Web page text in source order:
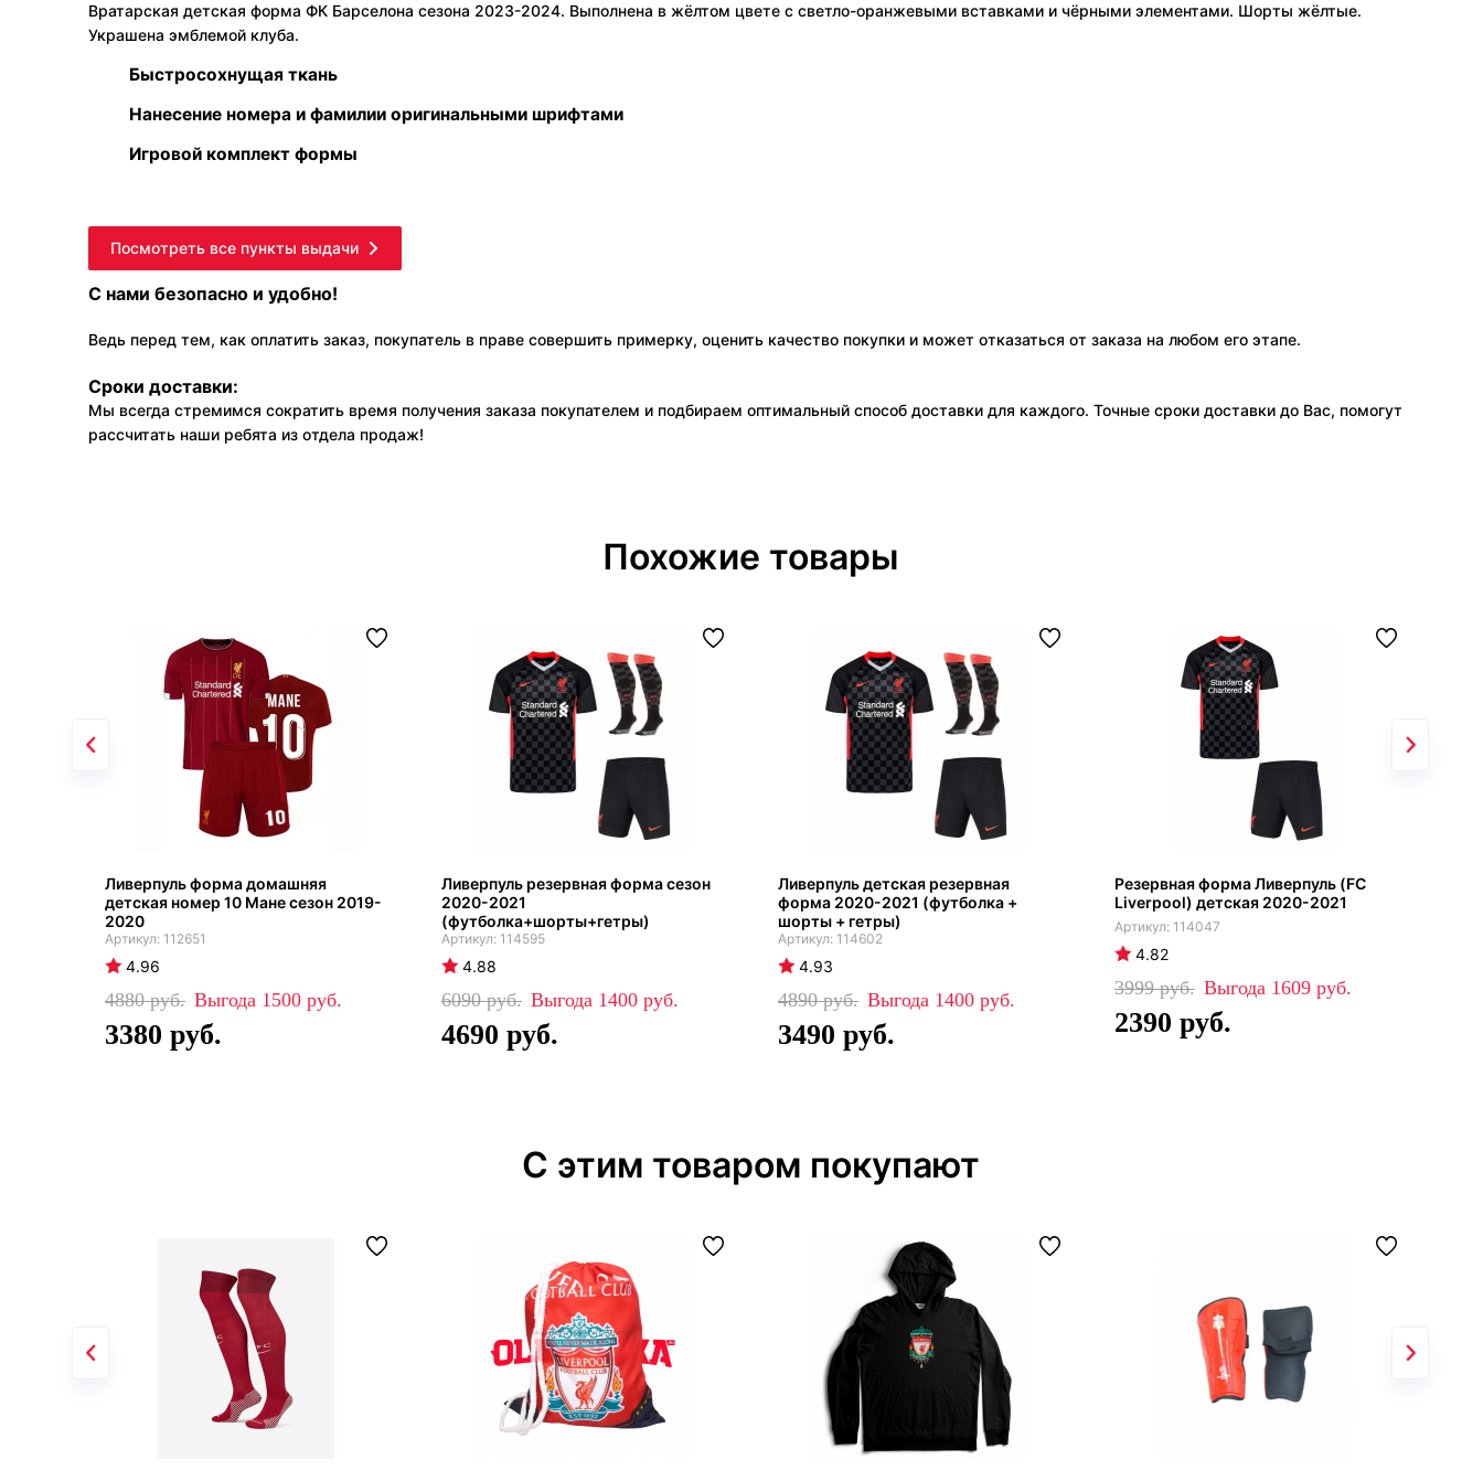
Вратарская детская форма ФК Барселона сезона 2023-2024. Выполнена в жёлтом цвете с светло-оранжевыми вставками и чёрными элементами. Шорты жёлтые.
Украшена эмблемой клуба.
Быстросохнущая ткань
Нанесение номера и фамилии оригинальными шрифтами
Игровой комплект формы
Посмотреть все пункты выдачи
С нами безопасно и удобно!
Ведь перед тем, как оплатить заказ, покупатель в праве совершить примерку, оценить качество покупки и может отказаться от заказа на любом его этапе.
Сроки доставки:
Мы всегда стремимся сократить время получения заказа покупателем и подбираем оптимальный способ доставки для каждого. Точные сроки доставки до Вас, помогут
рассчитать наши ребята из отдела продаж!
Похожие товары
Ливерпуль форма домашняя
детская номер 10 Мане сезон 2019-
2020
112651
4.96
4880 1500
3380
Ливерпуль резервная форма сезон
2020-2021
(футболка+шорты+гетры)
114595
4.88
6090 1400
4690
Ливерпуль детская резервная
форма 2020-2021 (футболка +
шорты + гетры)
114602
4.93
4890 1400
3490
Резервная форма Ливерпуль (FC
Liverpool) детская 2020-2021
114047
4.82
3999 1609
2390
С этим товаром покупают